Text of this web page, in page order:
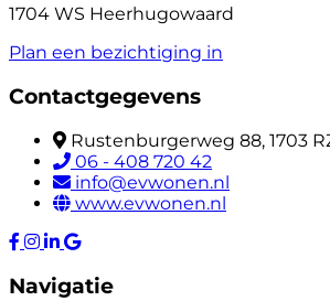
1704 WS Heerhugowaard
Plan een bezichtiging in
Contactgegevens
Rustenburgerweg 88, 1703
06 - 408 720 42
info@evwonen.nl
www.evwonen.nl
Navigatie